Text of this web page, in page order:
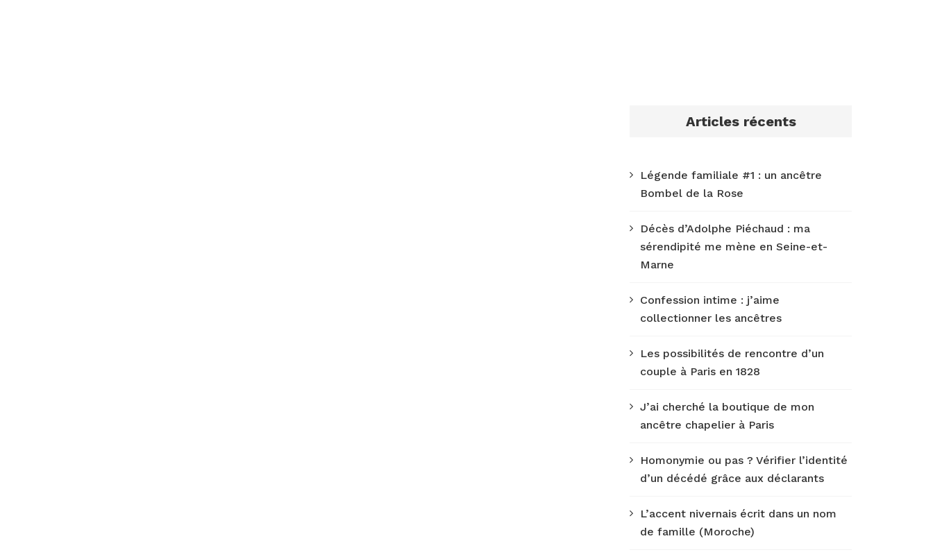
Articles récents
Légende familiale #1 : un ancêtre
Bombel de la Rose
Décès d’Adolphe Piéchaud : ma
sérendipité me mène en Seine-et-
Marne
Confession intime : j’aime
collectionner les ancêtres
Les possibilités de rencontre d’un
couple à Paris en 1828
J’ai cherché la boutique de mon
ancêtre chapelier à Paris
Homonymie ou pas ? Vérifier l’identité
d’un décédé grâce aux déclarants
L’accent nivernais écrit dans un nom
de famille (Moroche)